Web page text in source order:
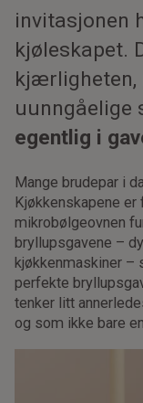
invitasjonen
kjøleskapet.
kjærligheten,
uunngåelige
egentlig i
Mange brudepar i
Kjøkkenskapene
mikrobølgeovnen
bryllupsgavene –
kjøkkenmaskiner –
perfekte
tenker litt
og som ikke bare